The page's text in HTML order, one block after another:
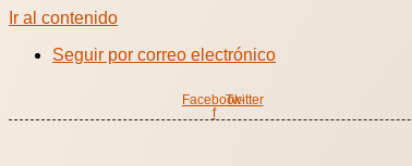
Ir al contenido
Seguir por correo electrónico
Facebook-
f
Twitter